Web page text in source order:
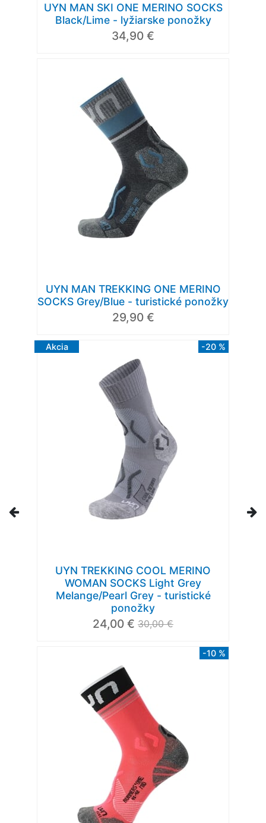
UYN MAN SKI ONE MERINO SOCKS
Black/Lime - lyžiarske ponožky
34,90 €
UYN MAN TREKKING ONE MERINO
SOCKS Grey/Blue - turistické ponožky
29,90 €
Akcia -20 %
UYN TREKKING COOL MERINO
WOMAN SOCKS Light Grey
Melange/Pearl Grey - turistické
ponožky
24,00 € 30,00 €
-10 %